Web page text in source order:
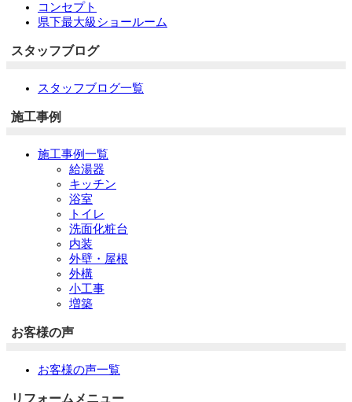
コンセプト
県下最大級ショールーム
スタッフブログ
スタッフブログ一覧
施工事例
施工事例一覧
給湯器
キッチン
浴室
トイレ
洗面化粧台
内装
外壁・屋根
外構
小工事
増築
お客様の声
お客様の声一覧
リフォームメニュー